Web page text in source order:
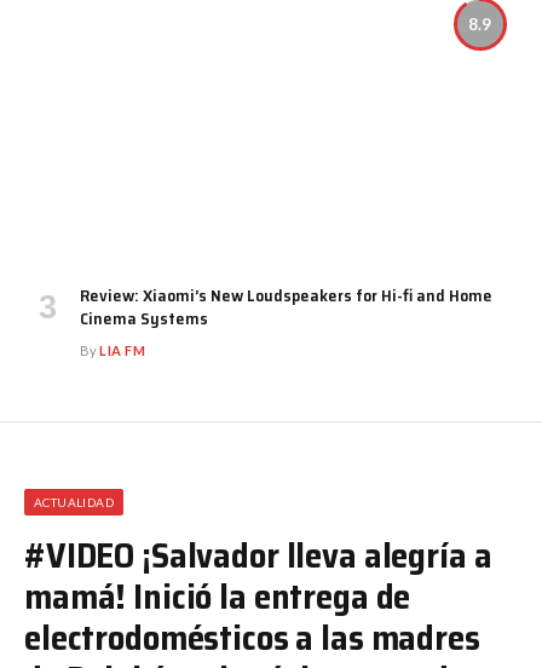
8.9
Review: Xiaomi’s New Loudspeakers for Hi-fi and Home
Cinema Systems
ByLIA FM
ACTUALIDAD
#VIDEO ¡Salvador lleva alegría a
mamá! Inició la entrega de
electrodomésticos a las madres